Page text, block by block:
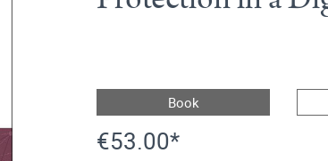
Book
€53.00*